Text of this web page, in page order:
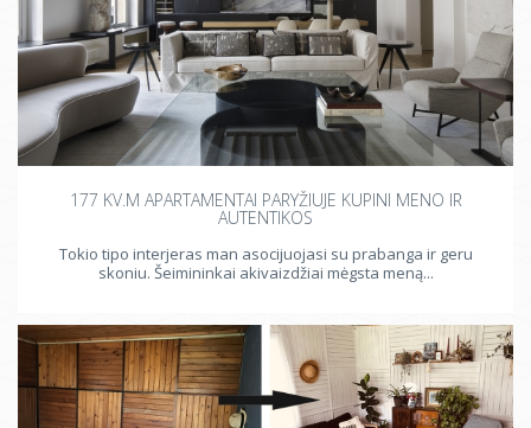
177 KV.M APARTAMENTAI PARYŽIUJE KUPINI MENO IR
AUTENTIKOS
Tokio tipo interjeras man asocijuojasi su prabanga ir geru
skoniu. Šeimininkai akivaizdžiai mėgsta meną...